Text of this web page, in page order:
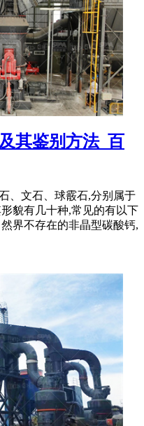
其鉴别方法_百
、文石、球霰石,分别属于
貌有几十种,常见的有以下
界不存在的非晶型碳酸钙,